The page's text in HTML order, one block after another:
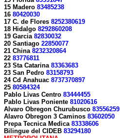
15 Madero 83485238
16 80420030
17 C. de Flores 8252380619
18 Hidalgo 8292860208
19 Garcia 82830032
20 Santiago 22850077
21 China 8232320864
22 83776811
23 Sta Catarina 83363683
23 San Pedro 83158793
24 Cd Anahuac 8737370897
25 80584324
Pablo Livas Centro 83444455
Pablo Livas Poniente 81020616
Alvaro Obregon Churubusco 83556259
Alavro Obregon 3 Caminos 83602050
Prepa Tecnica Medica 83338606
Bilingue del CIDEB 83294180